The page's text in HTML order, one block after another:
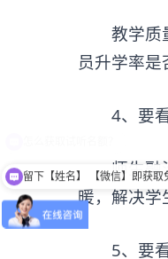
教学质量
员升学率是
4、要看
师生融洽
暖，解决学
5、要看
留下【姓名】 【微信】即获取